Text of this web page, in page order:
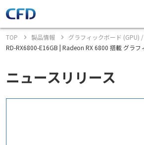
TOP 製品情報
グラフィックボード (GPU)
RD-RX6800-E16GB | Radeon RX 6800 搭載 グラフ
ニュースリリース